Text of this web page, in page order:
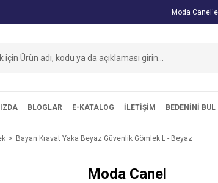
Moda
BLOGLAR E-KATALOG İLETİŞİM BEDENİNİ BUL
Bayan Kravat Yaka Beyaz Güvenlik Gömlek L - Beyaz
Moda Canel